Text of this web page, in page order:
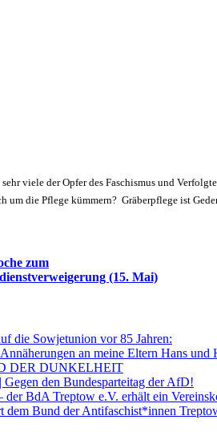
viele der Opfer des Faschismus und
um die Pflege kümmern? Gräberpflege ist
zum
(15. Mai)
die Sowjetunion vor 85 Jahren:
an meine Eltern Hans und
DER DUNKELHEIT
den Bundesparteitag der AfD!
der BdA Treptow e.V. erhält ein
dem Bund der Antifaschist*innen